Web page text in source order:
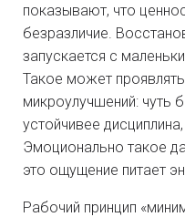
показывают, что
безразличие.
запускается с
Такое может
микроулучшений: чуть
устойчивее
Эмоционально такое
это ощущение питает
Рабочий принцип